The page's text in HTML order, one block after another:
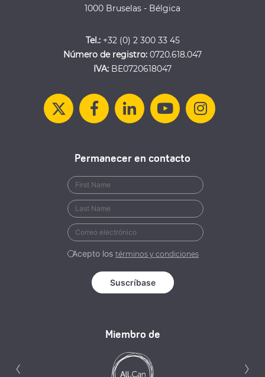
1000 Bruselas - Bélgica
Tel.:+32 (0) 2 300 33 45
Número de registro: 0720.618.047
IVA: BE0720618047
Miembro de
‹ ›
Permanecer en contacto
Acepto los términos y condiciones